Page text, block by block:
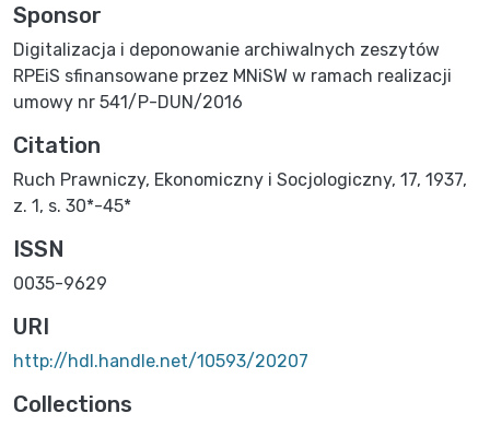
Sponsor
Digitalizacja i deponowanie archiwalnych zeszytów
RPEiS sfinansowane przez MNiSW w ramach realizacji
umowy nr 541/P-DUN/2016
Citation
Ruch Prawniczy, Ekonomiczny i Socjologiczny, 17, 1937,
z. 1, s. 30*-45*
ISSN
0035-9629
URI
http://hdl.handle.net/10593/20207
Collections